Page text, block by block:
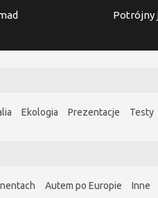
Potrójny
Ekologia Prezentacje Testy
Autem po Europie Inne